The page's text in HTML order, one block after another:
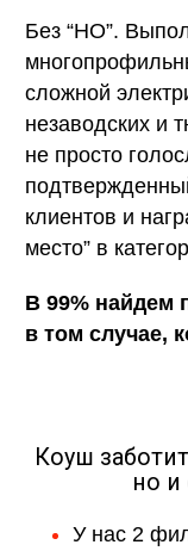
Без “НО”.
сложной
незаводских и
не просто
клиентов и
место” в
В 99% найдем
в том случае,
Коуш
но
У нас 2